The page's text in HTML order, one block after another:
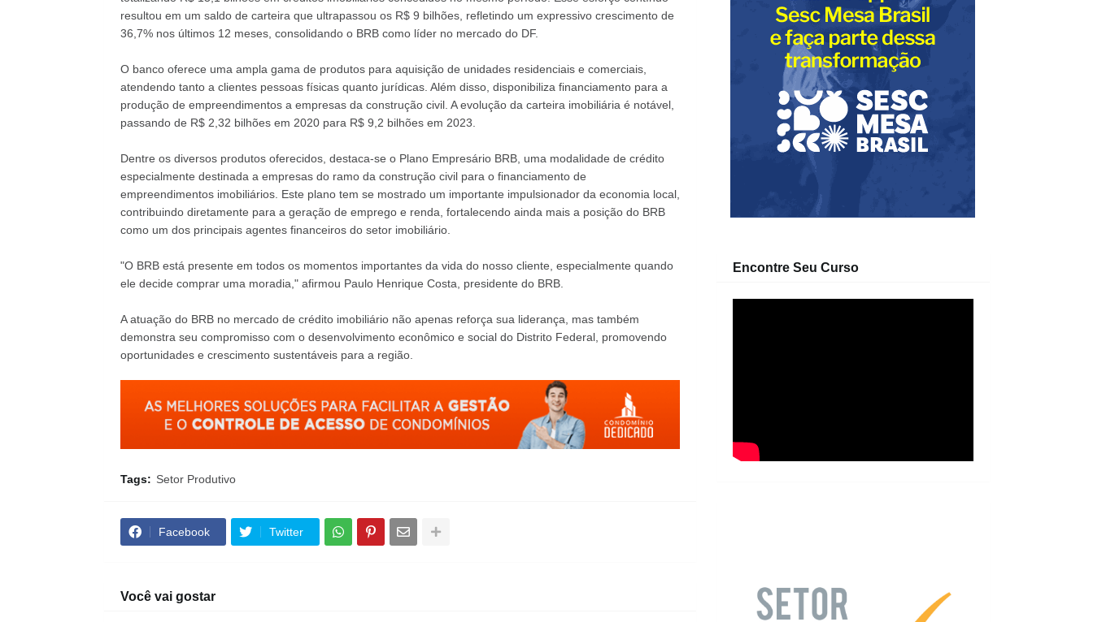
resultou em um saldo de carteira que ultrapassou os R$ 9 bilhões, refletindo um expressivo crescimento de
36,7% nos últimos 12 meses, consolidando o BRB como líder no mercado do DF.
O banco oferece uma ampla gama de produtos para aquisição de unidades residenciais e comerciais,
atendendo tanto a clientes pessoas físicas quanto jurídicas. Além disso, disponibiliza financiamento para a
produção de empreendimentos a empresas da construção civil. A evolução da carteira imobiliária é notável,
passando de R$ 2,32 bilhões em 2020 para R$ 9,2 bilhões em 2023.
Dentre os diversos produtos oferecidos, destaca-se o Plano Empresário BRB, uma modalidade de crédito
especialmente destinada a empresas do ramo da construção civil para o financiamento de
empreendimentos imobiliários. Este plano tem se mostrado um importante impulsionador da economia local,
contribuindo diretamente para a geração de emprego e renda, fortalecendo ainda mais a posição do BRB
como um dos principais agentes financeiros do setor imobiliário.
"O BRB está presente em todos os momentos importantes da vida do nosso cliente, especialmente quando
ele decide comprar uma moradia," afirmou Paulo Henrique Costa, presidente do BRB.
A atuação do BRB no mercado de crédito imobiliário não apenas reforça sua liderança, mas também
demonstra seu compromisso com o desenvolvimento econômico e social do Distrito Federal, promovendo
oportunidades e crescimento sustentáveis para a região.
Tags: Setor Produtivo
Facebook Twitter
Você vai gostar
Encontre Seu Curso